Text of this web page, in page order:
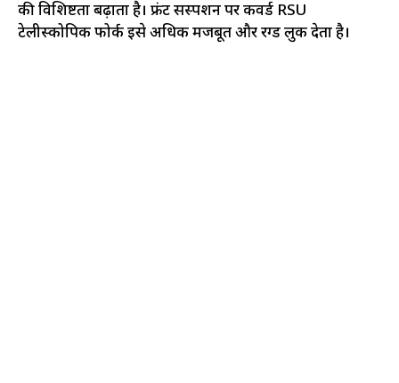
की विशिष्टता बढ़ाता है। फ्रंट सस्पेंशन पर कवर्ड RSU
टेलीस्कोपिक फोर्क इसे अधिक मजबूत और रग्ड लुक देता है।